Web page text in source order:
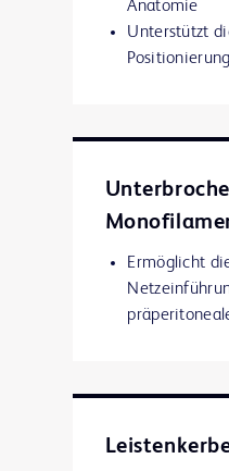
Anatomie
Unterstützt
Ermöglicht